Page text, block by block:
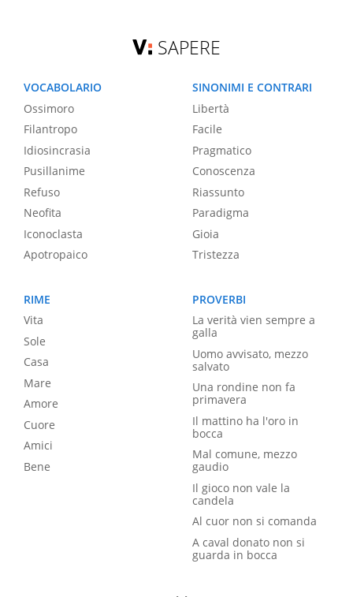
SAPERE
VOCABOLARIO
Ossimoro
Filantropo
Idiosincrasia
Pusillanime
Refuso
Neofita
Iconoclasta
Apotropaico
SINONIMI E CONTRARI
Libertà
Facile
Pragmatico
Conoscenza
Riassunto
Paradigma
Gioia
Tristezza
RIME
Vita
Sole
Casa
Mare
Amore
Cuore
Amici
Bene
PROVERBI
La verità vien sempre a
galla
Uomo avvisato, mezzo
salvato
Una rondine non fa
primavera
Il mattino ha l'oro in
bocca
Mal comune, mezzo
gaudio
Il gioco non vale la
candela
Al cuor non si comanda
A caval donato non si
guarda in bocca